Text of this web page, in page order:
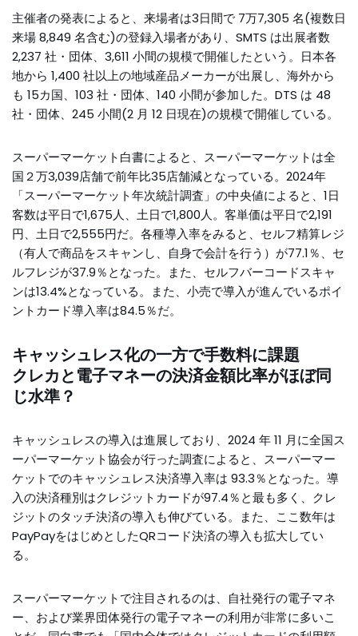
主催者の発表によると、来場者は3日間で 7万7,305 名(複数日
来場 8,849 名含む)の登録入場者があり、SMTS は出展者数
2,237 社・団体、3,611 小間の規模で開催したという。日本各
地から 1,400 社以上の地域産品メーカーが出展し、海外から
も 15カ国、103 社・団体、140 小間が参加した。DTS は 48
社・団体、245 小間(2 月 12 日現在)の規模で開催している。
スーパーマーケット白書によると、スーパーマーケットは全
国２万3,039店舗で前年比35店舗減となっている。2024年
「スーパーマーケット年次統計調査」の中央値によると、1日
客数は平日で1,675人、土日で1,800人。客単価は平日で2,191
円、土日で2,555円だ。各種導入率をみると、セルフ精算レジ
（有人で商品をスキャンし、自身で会計を行う）が77.1％、セ
ルフレジが37.9％となった。また、セルフバーコードスキャ
ンは13.4%となっている。また、小売で導入が進んでいるポイ
ントカード導入率は84.5％だ。
キャッシュレス化の一方で手数料に課題
クレカと電子マネーの決済金額比率がほぼ同
じ水準？
キャッシュレスの導入は進展しており、2024 年 11 月に全国ス
ーパーマーケット協会が行った調査によると、スーパーマー
ケットでのキャッシュレス決済導入率は 93.3％となった。導
入の決済種別はクレジットカードが97.4％と最も多く、クレ
ジットのタッチ決済の導入も伸びている。また、ここ数年は
PayPayをはじめとしたQRコード決済の導入も拡大してい
る。
スーパーマーケットで注目されるのは、自社発行の電子マネ
ー、および業界団体発行の電子マネーの利用が非常に多いこ